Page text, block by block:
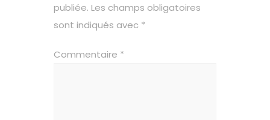
publiée. Les champs obligatoires
sont indiqués avec *
Commentaire *